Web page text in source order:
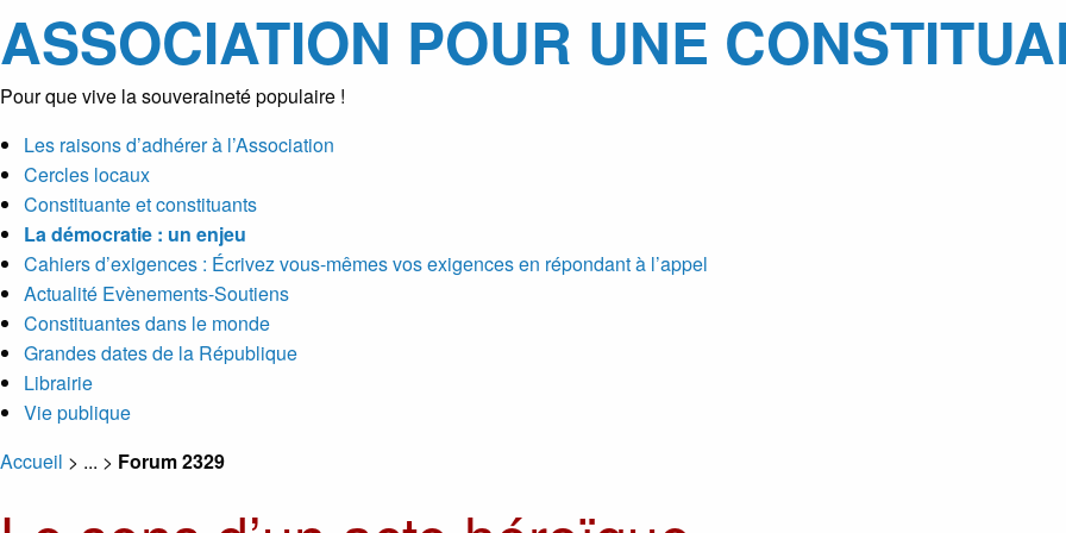
ASSOCIATION POUR UNE
Pour que vive la souveraineté populaire !
Les raisons d’adhérer à l’Association
Cercles locaux
Constituante et constituants
La démocratie : un enjeu
Cahiers d’exigences : Écrivez vous-mêmes vos exigences en répondant à l’appel
Actualité Evènements-Soutiens
Constituantes dans le monde
Grandes dates de la République
Librairie
Vie publique
Accueil > ... > Forum 2329